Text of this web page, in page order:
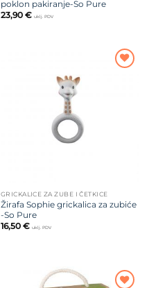
poklon pakiranje-So Pure
23,90 € uklj. PDV
GRICKALICE ZA ZUBE I ČETKICE
Žirafa Sophie grickalica za zubiće
-So Pure
16,50 € uklj. PDV